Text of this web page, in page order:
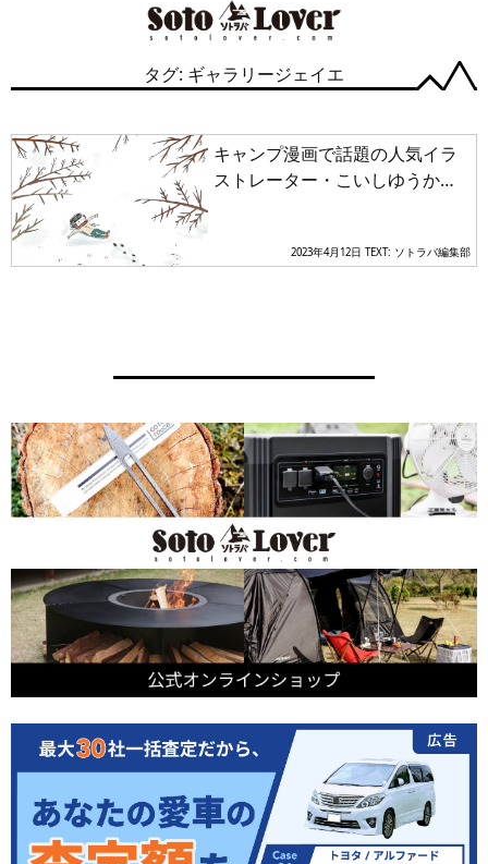
タグ: ギャラリージェイエ
キャンプ漫画で話題の人気イラ
ストレーター・こいしゆうかさ
2023年4月12日 TEXT: ソトラバ編集部